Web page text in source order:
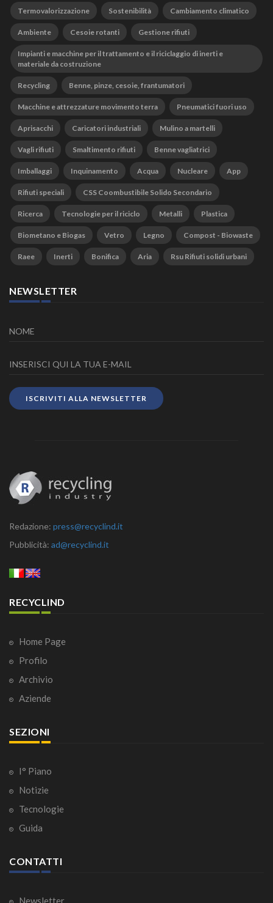
Termovalorizzazione Sostenibilità Cambiamento climatico
Ambiente Cesoie rotanti Gestione rifiuti
Impianti e macchine per il trattamento e il riciclaggio di inerti e
materiale da costruzione
Recycling Benne, pinze, cesoie, frantumatori
Macchine e attrezzature movimento terra Pneumatici fuori uso
Aprisacchi Caricatori industriali Mulino a martelli
Vagli rifiuti Smaltimento rifiuti Benne vagliatrici
Imballaggi Inquinamento Acqua Nucleare App
Rifiuti speciali CSS Coombustibile Solido Secondario
Ricerca Tecnologie per il riciclo Metalli Plastica
Biometano e Biogas Vetro Legno Compost - Biowaste
Raee Inerti Bonifica Aria Rsu Rifiuti solidi urbani
NEWSLETTER
ISCRIVITI ALLA NEWSLETTER
Redazione: press@recyclind.it
Pubblicità: ad@recyclind.it
RECYCLIND
Home Page
Profilo
Archivio
Aziende
SEZIONI
I° Piano
Notizie
Tecnologie
Guida
CONTATTI
Newsletter